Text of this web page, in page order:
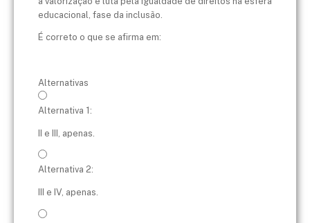
educacional, fase da inclusão.
É correto o que se afirma em:
Alternativas
Alternativa 1:
II e III, apenas.
Alternativa 2:
III e IV, apenas.